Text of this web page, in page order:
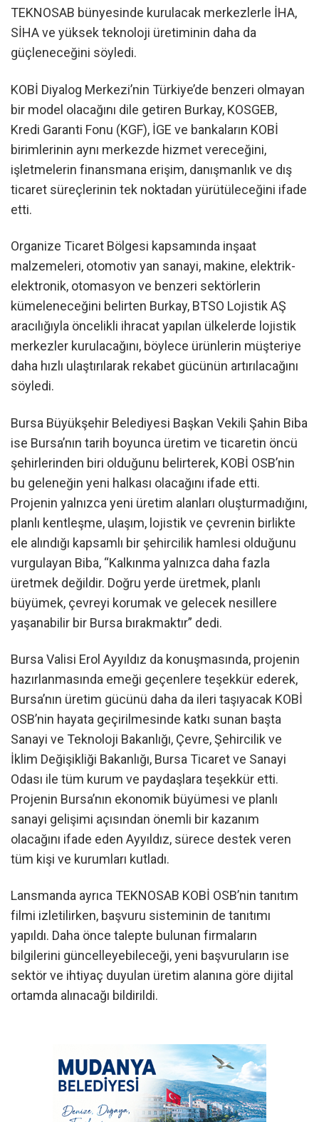
TEKNOSAB bünyesinde kurulacak merkezlerle İHA,
SİHA ve yüksek teknoloji üretiminin daha da
güçleneceğini söyledi.
KOBİ Diyalog Merkezi’nin Türkiye’de benzeri olmayan
bir model olacağını dile getiren Burkay, KOSGEB,
Kredi Garanti Fonu (KGF), İGE ve bankaların KOBİ
birimlerinin aynı merkezde hizmet vereceğini,
işletmelerin finansmana erişim, danışmanlık ve dış
ticaret süreçlerinin tek noktadan yürütüleceğini ifade
etti.
Organize Ticaret Bölgesi kapsamında inşaat
malzemeleri, otomotiv yan sanayi, makine, elektrik-
elektronik, otomasyon ve benzeri sektörlerin
kümeleneceğini belirten Burkay, BTSO Lojistik AŞ
aracılığıyla öncelikli ihracat yapılan ülkelerde lojistik
merkezler kurulacağını, böylece ürünlerin müşteriye
daha hızlı ulaştırılarak rekabet gücünün artırılacağını
söyledi.
Bursa Büyükşehir Belediyesi Başkan Vekili Şahin Biba
ise Bursa’nın tarih boyunca üretim ve ticaretin öncü
şehirlerinden biri olduğunu belirterek, KOBİ OSB’nin
bu geleneğin yeni halkası olacağını ifade etti.
Projenin yalnızca yeni üretim alanları oluşturmadığını,
planlı kentleşme, ulaşım, lojistik ve çevrenin birlikte
ele alındığı kapsamlı bir şehircilik hamlesi olduğunu
vurgulayan Biba, “Kalkınma yalnızca daha fazla
üretmek değildir. Doğru yerde üretmek, planlı
büyümek, çevreyi korumak ve gelecek nesillere
yaşanabilir bir Bursa bırakmaktır” dedi.
Bursa Valisi Erol Ayyıldız da konuşmasında, projenin
hazırlanmasında emeği geçenlere teşekkür ederek,
Bursa’nın üretim gücünü daha da ileri taşıyacak KOBİ
OSB’nin hayata geçirilmesinde katkı sunan başta
Sanayi ve Teknoloji Bakanlığı, Çevre, Şehircilik ve
İklim Değişikliği Bakanlığı, Bursa Ticaret ve Sanayi
Odası ile tüm kurum ve paydaşlara teşekkür etti.
Projenin Bursa’nın ekonomik büyümesi ve planlı
sanayi gelişimi açısından önemli bir kazanım
olacağını ifade eden Ayyıldız, sürece destek veren
tüm kişi ve kurumları kutladı.
Lansmanda ayrıca TEKNOSAB KOBİ OSB’nin tanıtım
filmi izletilirken, başvuru sisteminin de tanıtımı
yapıldı. Daha önce talepte bulunan firmaların
bilgilerini güncelleyebileceği, yeni başvuruların ise
sektör ve ihtiyaç duyulan üretim alanına göre dijital
ortamda alınacağı bildirildi.